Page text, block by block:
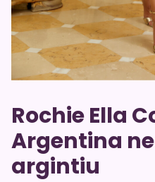
Rochie Ella
Argentina
argintiu